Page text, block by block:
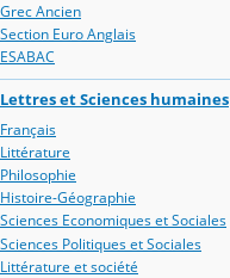
Grec Ancien
Section Euro Anglais
ESABAC
Lettres et Sciences humaines
Français
Littérature
Philosophie
Histoire-Géographie
Sciences Economiques et Sociales
Sciences Politiques et Sociales
Littérature et société